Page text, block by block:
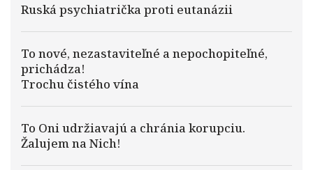
Ruská psychiatrička proti eutanázii
To nové, nezastaviteľné a nepochopiteľné,
prichádza!
Trochu čistého vína
To Oni udržiavajú a chránia korupciu.
Žalujem na Nich!